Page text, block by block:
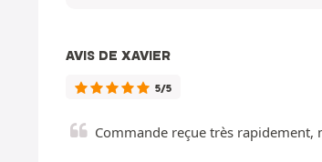
AVIS DE XAVIER
5/5
Commande reçue très rapidement,